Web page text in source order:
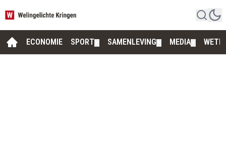
ECONOMIE SPORT SAMENLEVING MEDIA